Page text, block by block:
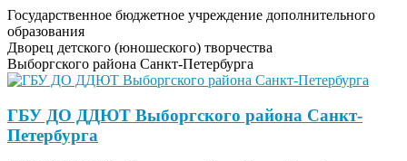
Государственное бюджетное учреждение дополнительного
образования
Дворец детского (юношеского) творчества
Выборгского района Санкт-Петербурга
ГБУ ДО ДДЮТ Выборгского района Санкт-
Петербурга